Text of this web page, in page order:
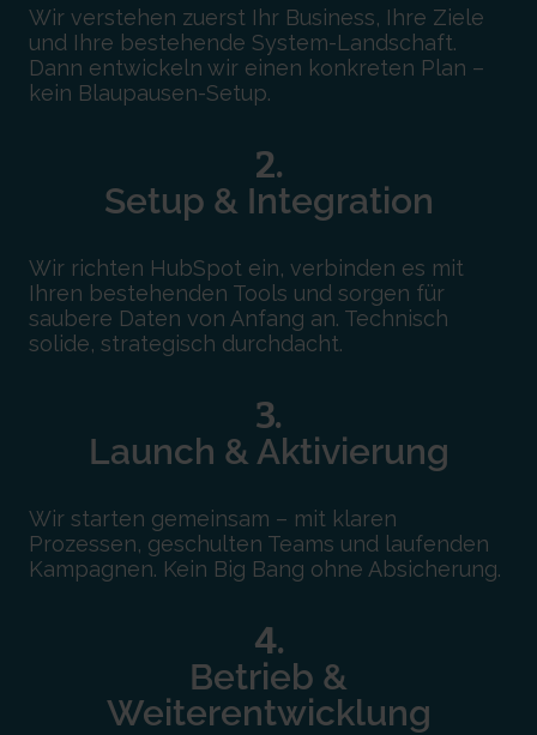
Wir verstehen zuerst Ihr Business, Ihre Ziele
und Ihre bestehende System-Landschaft.
Dann entwickeln wir einen konkreten Plan –
kein Blaupausen-Setup.
2.
Setup & Integration
Wir richten HubSpot ein, verbinden es mit
Ihren bestehenden Tools und sorgen für
saubere Daten von Anfang an. Technisch
solide, strategisch durchdacht.
3.
Launch & Aktivierung
Wir starten gemeinsam – mit klaren
Prozessen, geschulten Teams und laufenden
Kampagnen. Kein Big Bang ohne Absicherung.
4.
Betrieb &
Weiterentwicklung